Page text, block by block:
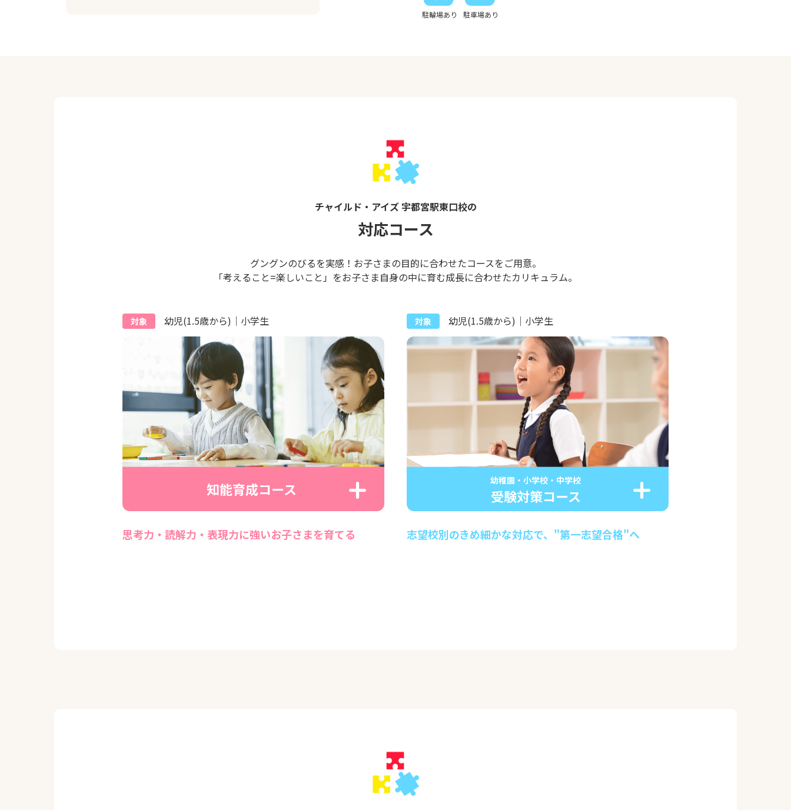
駐輪場あり 駐車場あり
チャイルド・アイズ 宇都宮駅東口校の
対応コース
グングンのびるを実感！お子さまの目的に合わせたコースをご用意。
「考えること=楽しいこと」をお子さま自身の中に育む成長に合わせたカリキュラム。
対象 幼児(1.5歳から)｜小学生
知能育成コース
思考力・読解力・表現力に強いお子さまを育てる
対象 幼児(1.5歳から)｜小学生
幼稚園・小学校・中学校
受験対策コース
志望校別のきめ細かな対応で、"第一志望合格"へ